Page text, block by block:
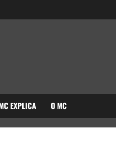
EXPLICA O MC